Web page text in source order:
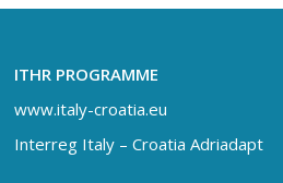
ITHR PROGRAMME
www.italy-croatia.eu
Interreg Italy – Croatia Adriadapt